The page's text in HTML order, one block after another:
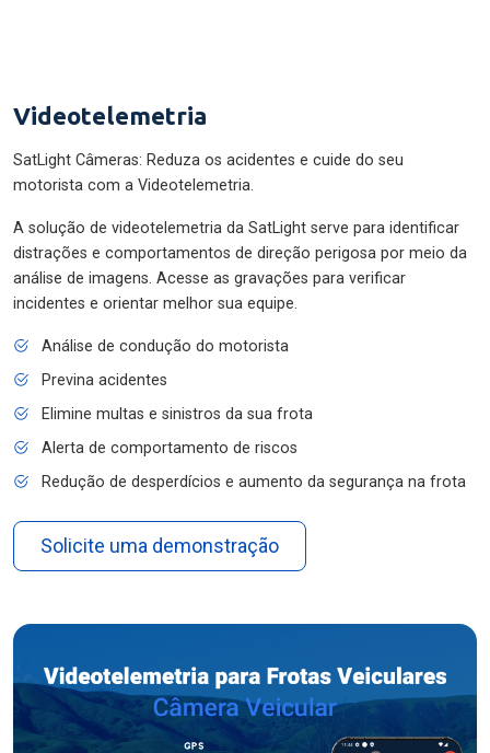
Videotelemetria
SatLight Câmeras: Reduza os acidentes e cuide do seu
motorista com a Videotelemetria.
A solução de videotelemetria da SatLight serve para identificar
distrações e comportamentos de direção perigosa por meio da
análise de imagens. Acesse as gravações para verificar
incidentes e orientar melhor sua equipe.
Análise de condução do motorista
Previna acidentes
Elimine multas e sinistros da sua frota
Alerta de comportamento de riscos
Redução de desperdícios e aumento da segurança na frota
Solicite uma demonstração